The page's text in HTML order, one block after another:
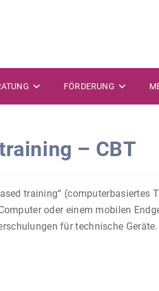
FÖRDERUNG
– CBT
training“ (computerbasiertes
oder einem mobilen
für technische Geräte.